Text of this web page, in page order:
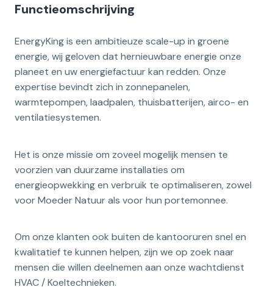
Functieomschrijving
EnergyKing is een ambitieuze scale-up in groene
energie, wij geloven dat hernieuwbare energie onze
planeet en uw energiefactuur kan redden. Onze
expertise bevindt zich in zonnepanelen,
warmtepompen, laadpalen, thuisbatterijen, airco- en
ventilatiesystemen.
Het is onze missie om zoveel mogelijk mensen te
voorzien van duurzame installaties om
energieopwekking en verbruik te optimaliseren, zowel
voor Moeder Natuur als voor hun portemonnee.
Om onze klanten ook buiten de kantooruren snel en
kwalitatief te kunnen helpen, zijn we op zoek naar
mensen die willen deelnemen aan onze wachtdienst
HVAC / Koeltechnieken.